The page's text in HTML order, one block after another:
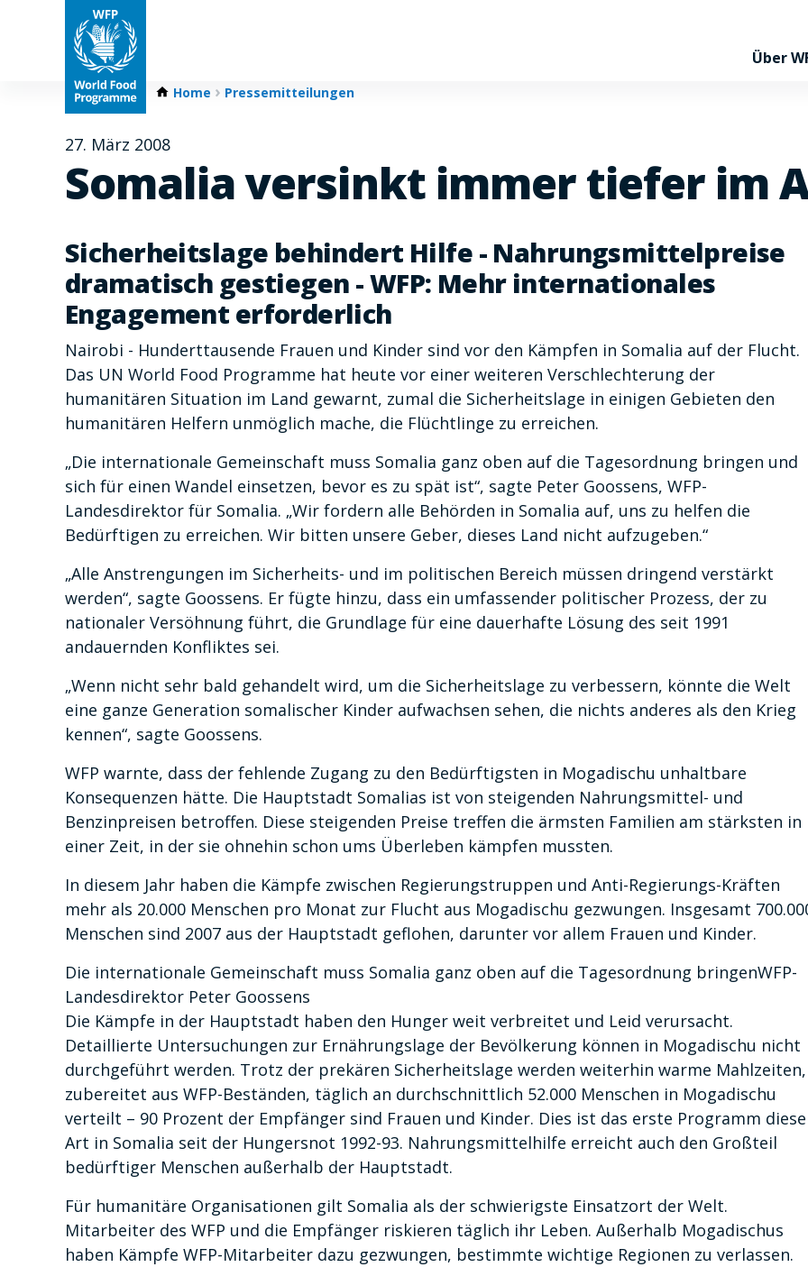
Über
Home Pressemitteilungen
27. März 2008
Somalia versinkt immer tiefer im
Sicherheitslage behindert Hilfe - Nahrungsmittelpreise
dramatisch gestiegen - WFP: Mehr internationales
Engagement erforderlich
Nairobi - Hunderttausende Frauen und Kinder sind vor den Kämpfen in Somalia auf der Flucht.
Das UN World Food Programme hat heute vor einer weiteren Verschlechterung der
humanitären Situation im Land gewarnt, zumal die Sicherheitslage in einigen Gebieten den
humanitären Helfern unmöglich mache, die Flüchtlinge zu erreichen.
„Die internationale Gemeinschaft muss Somalia ganz oben auf die Tagesordnung bringen und
sich für einen Wandel einsetzen, bevor es zu spät ist“, sagte Peter Goossens, WFP-
Landesdirektor für Somalia. „Wir fordern alle Behörden in Somalia auf, uns zu helfen die
Bedürftigen zu erreichen. Wir bitten unsere Geber, dieses Land nicht aufzugeben.“
„Alle Anstrengungen im Sicherheits- und im politischen Bereich müssen dringend verstärkt
werden“, sagte Goossens. Er fügte hinzu, dass ein umfassender politischer Prozess, der zu
nationaler Versöhnung führt, die Grundlage für eine dauerhafte Lösung des seit 1991
andauernden Konfliktes sei.
„Wenn nicht sehr bald gehandelt wird, um die Sicherheitslage zu verbessern, könnte die Welt
eine ganze Generation somalischer Kinder aufwachsen sehen, die nichts anderes als den Krieg
kennen“, sagte Goossens.
WFP warnte, dass der fehlende Zugang zu den Bedürftigsten in Mogadischu unhaltbare
Konsequenzen hätte. Die Hauptstadt Somalias ist von steigenden Nahrungsmittel- und
Benzinpreisen betroffen. Diese steigenden Preise treffen die ärmsten Familien am stärksten in
einer Zeit, in der sie ohnehin schon ums Überleben kämpfen mussten.
In diesem Jahr haben die Kämpfe zwischen Regierungstruppen und Anti-Regierungs-Kräften
mehr als 20.000 Menschen pro Monat zur Flucht aus Mogadischu gezwungen. Insgesamt
Menschen sind 2007 aus der Hauptstadt geflohen, darunter vor allem Frauen und Kinder.
Die internationale Gemeinschaft muss Somalia ganz oben auf die Tagesordnung bringenWFP-
Landesdirektor Peter Goossens
Die Kämpfe in der Hauptstadt haben den Hunger weit verbreitet und Leid verursacht.
Detaillierte Untersuchungen zur Ernährungslage der Bevölkerung können in Mogadischu nicht
durchgeführt werden. Trotz der prekären Sicherheitslage werden weiterhin warme Mahlzeiten,
zubereitet aus WFP-Beständen, täglich an durchschnittlich 52.000 Menschen in Mogadischu
verteilt – 90 Prozent der Empfänger sind Frauen und Kinder. Dies ist das erste Programm
Art in Somalia seit der Hungersnot 1992-93. Nahrungsmittelhilfe erreicht auch den Großteil
bedürftiger Menschen außerhalb der Hauptstadt.
Für humanitäre Organisationen gilt Somalia als der schwierigste Einsatzort der Welt.
Mitarbeiter des WFP und die Empfänger riskieren täglich ihr Leben. Außerhalb Mogadischus
haben Kämpfe WFP-Mitarbeiter dazu gezwungen, bestimmte wichtige Regionen zu verlassen.